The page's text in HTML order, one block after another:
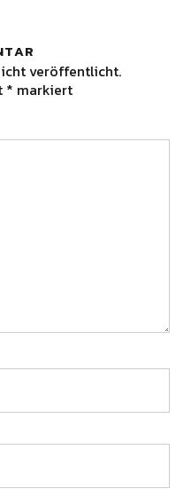
veröffentlicht.
* markiert